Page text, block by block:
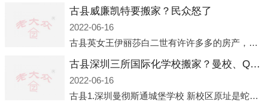
古县威廉凯特要搬家？民众怒了
2022-06-16
古县英女王伊丽莎白二世有许许多多的房产，遍布英国各地。而作为英女王的亲孙子、未来的英国国王，威廉王子自然也能享受到女王的房产。目前，威廉凯特以及三个孩子有两个经常居住的地点，一处是位于伦敦的肯辛顿宫，一处
古县深圳三所国际化学校搬家？曼校、QSI、南山中英文搬走了
2022-06-16
古县1.深圳曼彻斯通城堡学校 新校区原址是蛇口国际据悉，此次曼彻斯通城堡学校搬迁到蛇口新校区的开办与蛇口外籍人员子女学校（蛇口国际）有很大的关联。2021年，太子湾实验部就宣布在2022年正式并入蛇口外籍